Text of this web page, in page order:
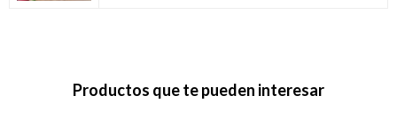
Productos que te pueden interesar